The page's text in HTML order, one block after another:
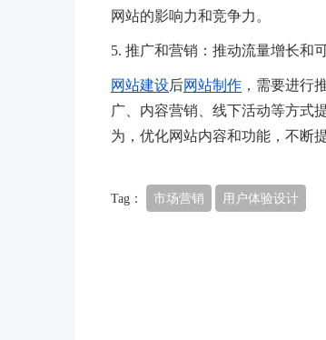
网站的影响力和竞争力。
5. 推广和营销：推动流量增长和
网站建设后网站制作 ，需要进行
广、内容营销、线下活动等方式
为，优化网站内容和功能，不断
Tag： 市场营销 用户体验设计